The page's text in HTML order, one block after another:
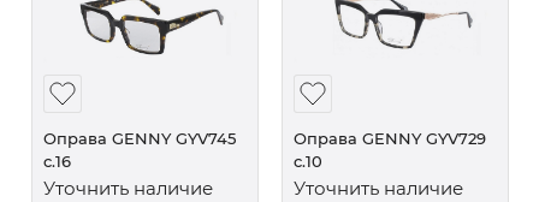
Оправа GENNY GYV745
c.16
Уточнить наличие
Оправа GENNY GYV729
c.10
Уточнить наличие